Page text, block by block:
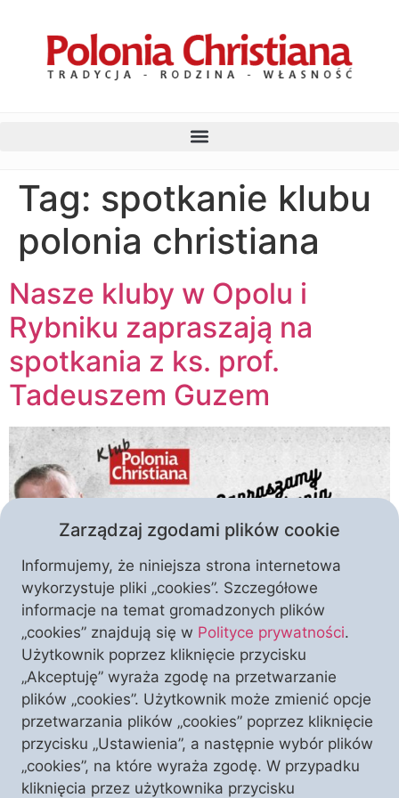
Tag: spotkanie klubu
polonia christiana
Nasze kluby w Opolu i
Rybniku zapraszają na
spotkania z ks. prof.
Tadeuszem Guzem
Dla wszystkich naszych Darczyńców i Sympatyków z
Opolszczyzny i Górnego Śląska mamy wyjątkowy
świąteczny prezent. Już wkrótce do naszych Klubów
„Polonia Christiana” ze swoim autorskim wykładem
przybędzie ksiądz prof. dr hab. Tadeusz Guz.
Zapraszamy Państwa na spotkania zatytułowane
„Dlaczego katolicyzm jest jedyną alternatywą dla
wszystkich wyzwań współczesności?”. Ks. prof.
Zarządzaj zgodami plików cookie
Informujemy, że niniejsza strona internetowa
wykorzystuje pliki „cookies”. Szczegółowe
informacje na temat gromadzonych plików
„cookies” znajdują się w Polityce prywatności.
Użytkownik poprzez kliknięcie przycisku
„Akceptuję” wyraża zgodę na przetwarzanie
plików „cookies”. Użytkownik może zmienić opcje
przetwarzania plików „cookies” poprzez kliknięcie
przycisku „Ustawienia”, a następnie wybór plików
„cookies”, na które wyraża zgodę. W przypadku
kliknięcia przez użytkownika przycisku